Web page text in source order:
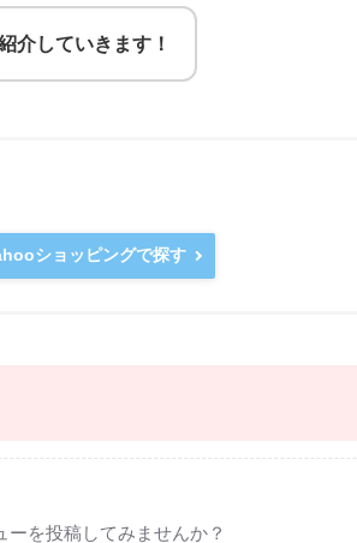
介していきます！
ショッピングで探す
を投稿してみませんか？